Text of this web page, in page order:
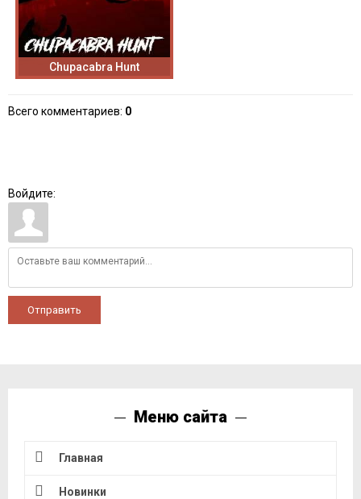
Chupacabra Hunt
Всего комментариев: 0
Войдите:
Отправить
Меню сайта
Главная
Новинки